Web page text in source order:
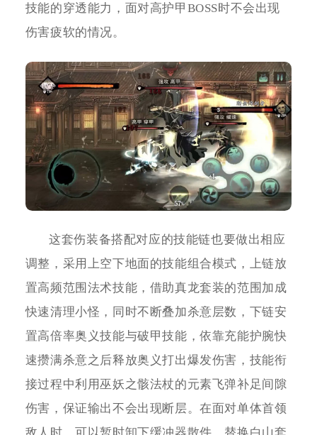
技能的穿透能力，面对高护甲BOSS时不会出现
伤害疲软的情况。
这套伤装备搭配对应的技能链也要做出相应
调整，采用上空下地面的技能组合模式，上链放
置高频范围法术技能，借助真龙套装的范围加成
快速清理小怪，同时不断叠加杀意层数，下链安
置高倍率奥义技能与破甲技能，依靠充能护腕快
速攒满杀意之后释放奥义打出爆发伤害，技能衔
接过程中利用巫妖之骸法杖的元素飞弹补足间隙
伤害，保证输出不会出现断层。在面对单体首领